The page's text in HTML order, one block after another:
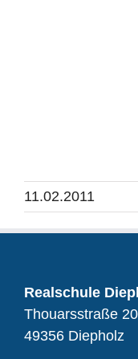
11.02.2011
Realschule
Thouarsstraße 20
49356 Diepholz